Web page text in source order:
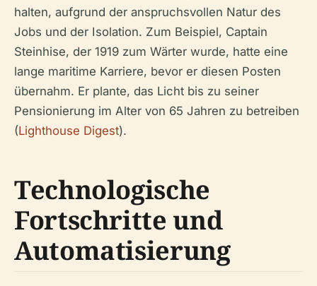
halten, aufgrund der anspruchsvollen Natur des
Jobs und der Isolation. Zum Beispiel, Captain
Steinhise, der 1919 zum Wärter wurde, hatte eine
lange maritime Karriere, bevor er diesen Posten
übernahm. Er plante, das Licht bis zu seiner
Pensionierung im Alter von 65 Jahren zu betreiben
(Lighthouse Digest).
Technologische
Fortschritte und
Automatisierung